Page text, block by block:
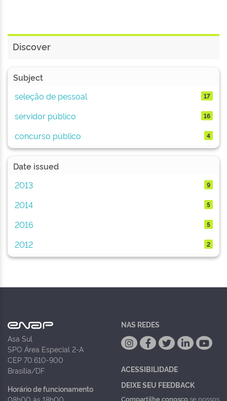
Discover
Subject
seleção de pessoal
17
servidor público 16
concurso público 4
Date issued
2013
9
2014 5
2016 5
2012 2
Asa Sul
SPO Área Especial 2-A
CEP 70.610-900
Brasília/DF
Horário de funcionamento
NAS REDES
ACESSIBILIDADE
DEIXE SEU FEEDBACK
Compartilhe conoscose nossos